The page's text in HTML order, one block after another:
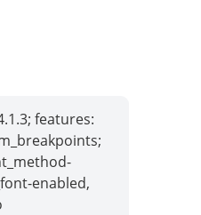
features:
enabled,